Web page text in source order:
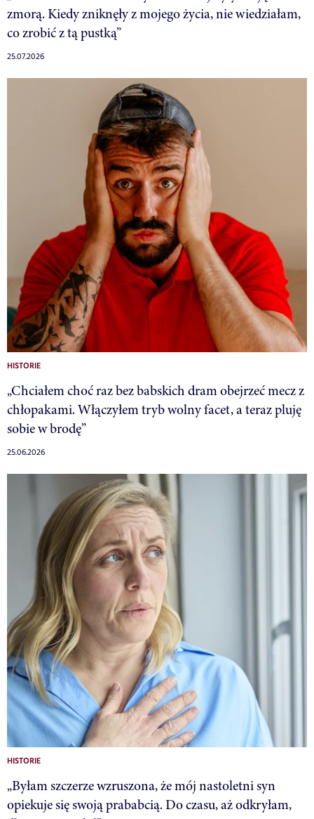
zmorą. Kiedy zniknęły z mojego życia, nie wiedziałam,
co zrobić z tą pustką”
25.07.2026
HISTORIE
„Chciałem choć raz bez babskich dram obejrzeć mecz z
chłopakami. Włączyłem tryb wolny facet, a teraz pluję
sobie w brodę”
25.06.2026
HISTORIE
„Byłam szczerze wzruszona, że mój nastoletni syn
opiekuje się swoją prababcią. Do czasu, aż odkryłam,